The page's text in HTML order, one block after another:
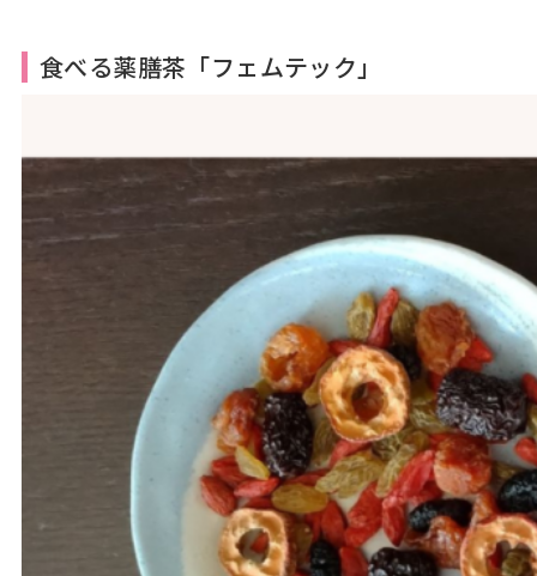
食べる薬膳茶「フェムテック」